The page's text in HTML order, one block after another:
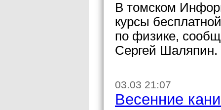
В томском
курсы
по физике,
Сергей Шаляпин.
03.03 21:07
Весенние